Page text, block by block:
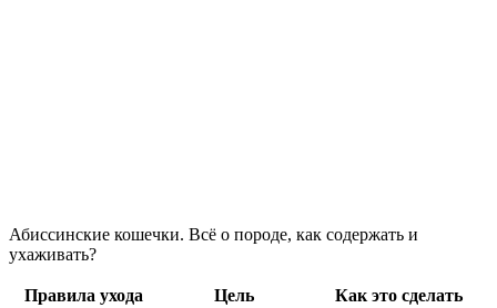
Абиссинские кошечки. Всё о породе, как содержать и
ухаживать?
Правила ухода Цель Как это сделать